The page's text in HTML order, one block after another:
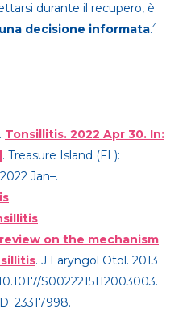
durante il recupero, è
decisione informata.4
Tonsillitis. 2022 Apr 30. In:
. Treasure Island (FL):
Jan–.
on the mechanism
. J Laryngol Otol. 2013
S0022215112003003.
23317998.